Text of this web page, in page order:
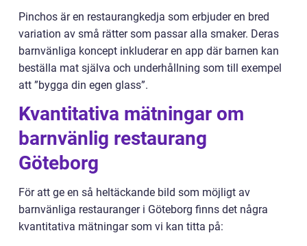
Pinchos är en restaurangkedja som erbjuder en bred
variation av små rätter som passar alla smaker. Deras
barnvänliga koncept inkluderar en app där barnen kan
beställa mat själva och underhållning som till exempel
att ”bygga din egen glass”.
Kvantitativa mätningar om
barnvänlig restaurang
Göteborg
För att ge en så heltäckande bild som möjligt av
barnvänliga restauranger i Göteborg finns det några
kvantitativa mätningar som vi kan titta på: